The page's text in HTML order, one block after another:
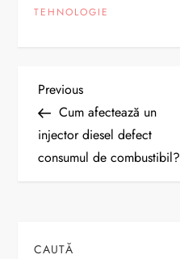
TEHNOLOGIE
N
a
v
g
Previous
Post
Previous
Cum afectează un
injector diesel defect
consumul de combustibil?
CAUTĂ